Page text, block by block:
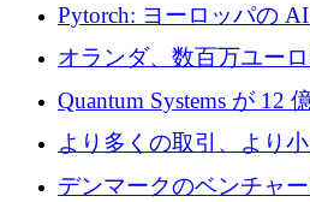
Pytorch: ヨーロッパの
ウェア層
オランダ、数百万ユー
との提携で軍用ドロー
ースト戦略を採用
Quantum Systems が 12
米国の主要取引所で初
る、6 月に欧州のスター
より多くの取引、より
年 6 月に欧州のスター
デンマークのベンチャ